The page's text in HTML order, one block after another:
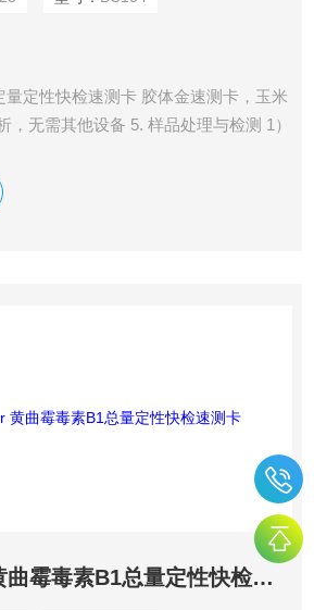
定性快检速测卡 胶体金速测卡，玉米
，无需其他设备 5. 样品处理与检测 1）
旋转摇床上旋转振荡提取10分钟（或
，或用手剧烈振荡3分钟）后，用定性
BC101clover 黄曲霉毒素B1总量定性快检速测卡